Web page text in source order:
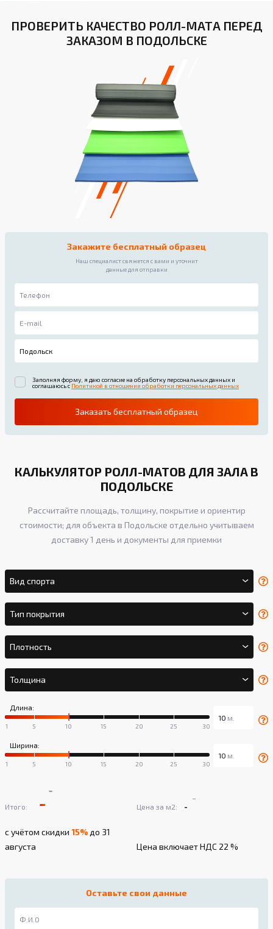
ПРОВЕРИТЬ КАЧЕСТВО РОЛЛ-МАТА ПЕРЕД
ЗАКАЗОМ В ПОДОЛЬСКЕ
Закажите бесплатный образец
Наш специалист свяжется с вами и уточнит
данные для отправки
Заполняя форму, я даю согласие на обработку персональных данных и
соглашаюсь с Политикой в отношении обработки персональных данных
Заказать бесплатный образец
КАЛЬКУЛЯТОР РОЛЛ-МАТОВ ДЛЯ ЗАЛА В
ПОДОЛЬСКЕ
Рассчитайте площадь, толщину, покрытие и ориентир
стоимости; для объекта в Подольске отдельно учитываем
доставку 1 день и документы для приемки
Вид спорта
Тип покрытия
Плотность
Толщина
Длина:
Ширина:
Итого: -
-
с учётом скидки 15% до 31
августа
Цена за м2: -
-
Цена включает НДС 22 %
Оставьте свои данные